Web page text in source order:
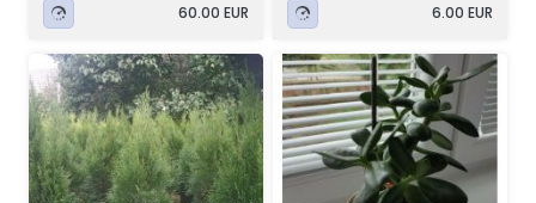
60.00 EUR 6.00 EUR